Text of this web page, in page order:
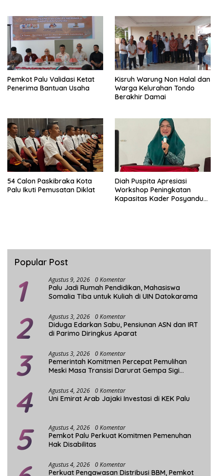
Pemkot Palu Validasi Ketat
Penerima Bantuan Usaha
Kisruh Warung Non Halal dan
Warga Kelurahan Tondo
Berakhir Damai
54 Calon Paskibraka Kota
Palu Ikuti Pemusatan Diklat
Diah Puspita Apresiasi
Workshop Peningkatan
Kapasitas Kader Posyandu
Popular Post
1 Agustus 9, 2026 0 Komentar
Palu Jadi Rumah Pendidikan, Mahasiswa
Somalia Tiba untuk Kuliah di UIN Datokarama
2 Agustus 3, 2026 0 Komentar
Diduga Edarkan Sabu, Pensiunan ASN dan IRT
di Parimo Diringkus Aparat
3 Agustus 3, 2026 0 Komentar
Pemerintah Komitmen Percepat Pemulihan
Meski Masa Transisi Darurat Gempa Sigi
4 Agustus 4, 2026 0 Komentar
Uni Emirat Arab Jajaki Investasi di KEK Palu
5 Agustus 4, 2026 0 Komentar
Pemkot Palu Perkuat Komitmen Pemenuhan
Hak Disabilitas
Agustus 4, 2026 0 Komentar
Perkuat Pengawasan Distribusi BBM, Pemkot